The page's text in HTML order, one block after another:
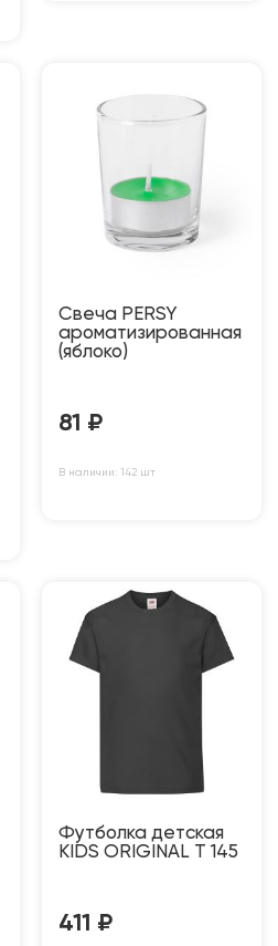
Свеча PERSY
ароматизированная
(яблоко)
81 ₽
В наличии: 142 шт
Футболка детская
KIDS ORIGINAL T 145
411 ₽